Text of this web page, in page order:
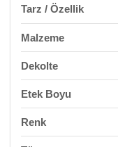
Tarz / Özellik
Malzeme
Dekolte
Etek Boyu
Renk